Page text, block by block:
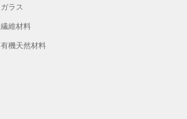
ガラス
繊維材料
有機天然材料